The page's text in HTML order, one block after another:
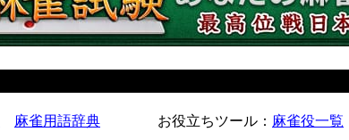
麻雀用語辞典 お役立ちツール ： 麻雀役一覧